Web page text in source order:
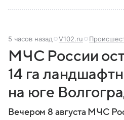
5 часов назад V102.ru
МЧС России
14 га
на юге
Вечером 8 августа МЧС